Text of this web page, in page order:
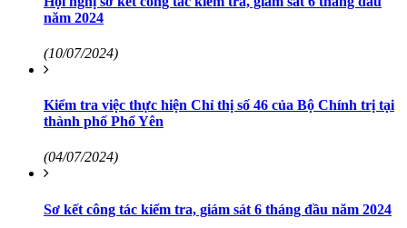
năm 2024
(10/07/2024)
Kiểm tra việc thực hiện Chỉ thị số 46 của Bộ Chính trị tại
thành phố Phổ Yên
(04/07/2024)
Sơ kết công tác kiểm tra, giám sát 6 tháng đầu năm 2024